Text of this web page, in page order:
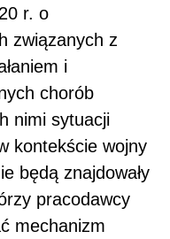
r. o
związanych z
i
chorób
nimi sytuacji
kontekście wojny
będą znajdowały
pracodawcy
mechanizm